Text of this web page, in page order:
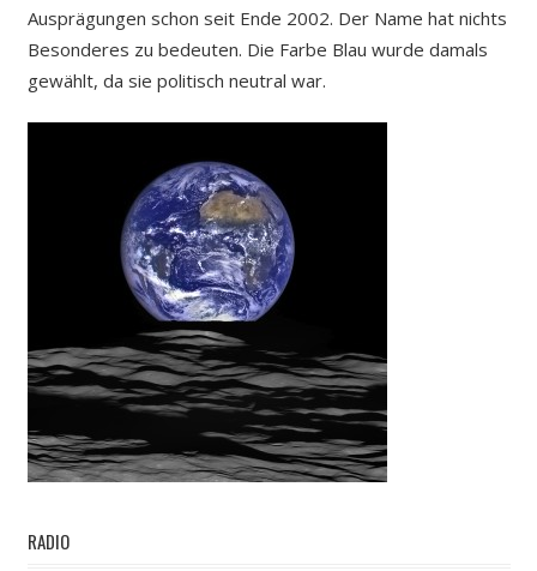
Ausprägungen schon seit Ende 2002. Der Name hat nichts
Besonderes zu bedeuten. Die Farbe Blau wurde damals
gewählt, da sie politisch neutral war.
RADIO